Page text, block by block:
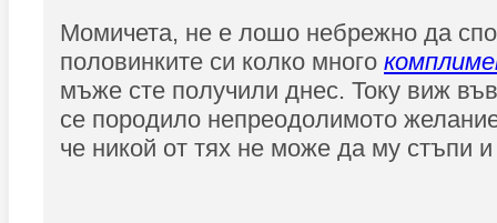
Момичета, не е лошо небрежно да
половинките си колко много
мъже сте получили днес. Току виж
се породило непреодолимото
че никой от тях не може да му стъпи